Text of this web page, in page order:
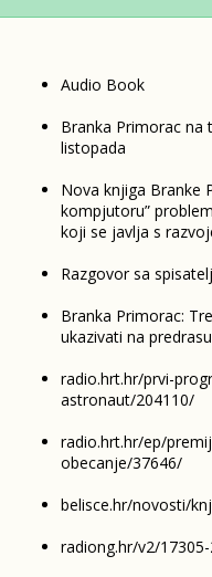
Audio Book
Branka Primorac na
listopada
Nova knjiga Branke
kompjutoru”
koji se javlja s
Razgovor sa
Branka Primorac:
ukazivati na
radio.hrt.hr/prvi-
astronaut/204110/
radio.hrt.hr/ep/
obecanje/37646/
belisce.hr/novosti/
radiong.hr/v2/